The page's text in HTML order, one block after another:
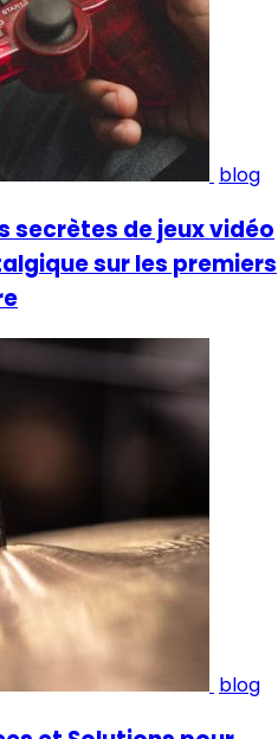
blog
secrètes de jeux vidéo
sur les premiers
blog